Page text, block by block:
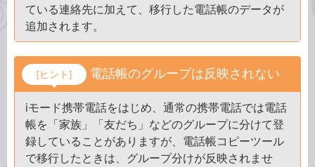
ている連絡先に加えて、移行した電話帳のデータが
追加されます。
[ヒント] 電話帳のグループは反映されない
iモード携帯電話をはじめ、通常の携帯電話では電話
帳を「家族」「友だち」などのグループに分けて登
録していることがありますが、電話帳コピーツール
で移行したときは、グループ分けが反映されませ